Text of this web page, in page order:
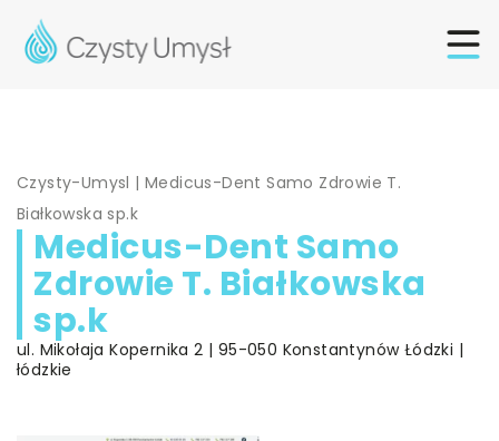
Czysty-Umysl |Medicus-Dent Samo Zdrowie T.
Białkowska sp.k
Medicus-Dent Samo
Zdrowie T. Białkowska
sp.k
ul. Mikołaja Kopernika 2 | 95-050 Konstantynów Łódzki |
łódzkie